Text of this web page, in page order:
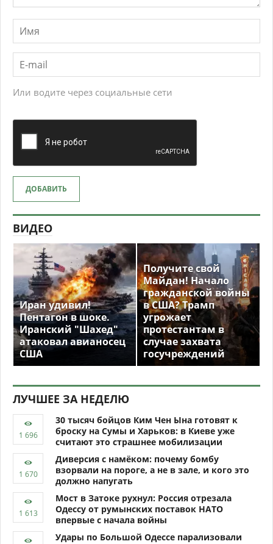
Или водите через социальные сети
ДОБАВИТЬ
ВИДЕО
Иран удивил!
Пентагон в шоке.
Иранский "Шахед"
атаковал авианосец
США
Получите свой
Майдан! Начало
гражданской войны
в США? Трамп
угрожает
протестантам в
случае захвата
госучреждений
ЛУЧШЕЕ ЗА НЕДЕЛЮ
30 тысяч бойцов Ким Чен Ына готовят к
броску на Сумы и Харьков: в Киеве уже
считают это страшнее мобилизации
Диверсия с намёком: почему бомбу
взорвали на пороге, а не в зале, и кого это
должно напугать
Мост в Затоке рухнул: Россия отрезала
Одессу от румынских поставок НАТО
впервые с начала войны
Удары по Большой Одессе парализовали